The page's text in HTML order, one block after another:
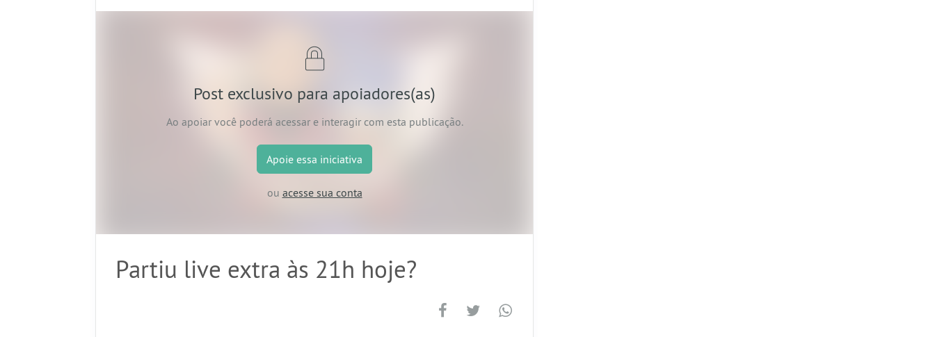
Post exclusivo para apoiadores(as)
Ao apoiar você poderá acessar e interagir com esta publicação.
Apoie essa iniciativa
ou acesse sua conta
Partiu live extra às 21h hoje?